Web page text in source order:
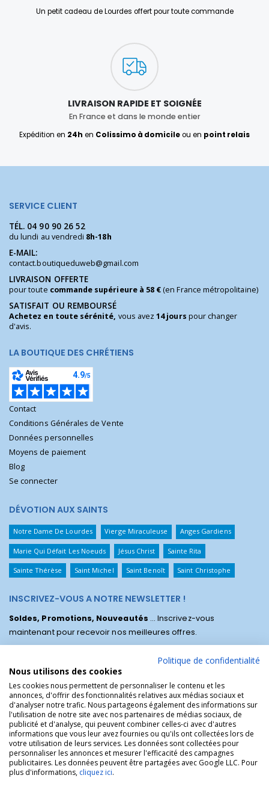
Un petit cadeau de Lourdes offert pour toute commande
LIVRAISON RAPIDE ET SOIGNÉE
En France et dans le monde entier
Expédition en 24h en Colissimo à domicileou en point relais
SERVICE CLIENT
TÉL. 04 90 90 26 52
du lundi au vendredi 8h-18h
E-MAIL:
contact.boutiqueduweb@gmail.com
LIVRAISON OFFERTE
pour toute commande supérieure à 58 €(en France métropolitaine)
SATISFAIT OU REMBOURSÉ
Achetez en toute sérénité, vous avez14 jours pour changer
d'avis.
LA BOUTIQUE DES CHRÉTIENS
Contact
Conditions Générales de Vente
Données personnelles
Moyens de paiement
Blog
Se connecter
DÉVOTION AUX SAINTS
Notre Dame De Lourdes Vierge Miraculeuse Anges Gardiens
Marie Qui Défait Les Noeuds Jésus Christ Sainte Rita
Sainte Thérèse Saint Michel Saint Benoît Saint Christophe
INSCRIVEZ-VOUS A NOTRE NEWSLETTER !
Soldes, Promotions, Nouveautés ... Inscrivez-vous
maintenant pour recevoir nos meilleures offres.
La Boutique des Chrétiens © | La boutique religieuse chrétienne de
référence !.
Politique de confidentialité
Nous utilisons des cookies
Les cookies nous permettent de personnaliser le contenu et les
annonces, d'offrir des fonctionnalités relatives aux médias sociaux et
d'analyser notre trafic. Nous partageons également des informations sur
l'utilisation de notre site avec nos partenaires de médias sociaux, de
publicité et d'analyse, qui peuvent combiner celles-ci avec d'autres
informations que vous leur avez fournies ou qu'ils ont collectées lors de
votre utilisation de leurs services. Les données sont collectées pour
personnaliser les annonces et mesurer l'efficacité des campagnes
publicitaires. Les données peuvent être partagées avec Google LLC. Pour
plus d'informations, cliquez ici.